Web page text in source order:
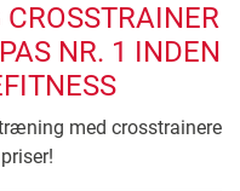
NR. 1 INDEN
med crosstrainere